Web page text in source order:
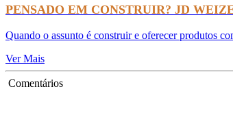
PENSADO EM CONSTRUIR? JD
Quando o assunto é construir e oferecer produtos
Ver Mais
Comentários